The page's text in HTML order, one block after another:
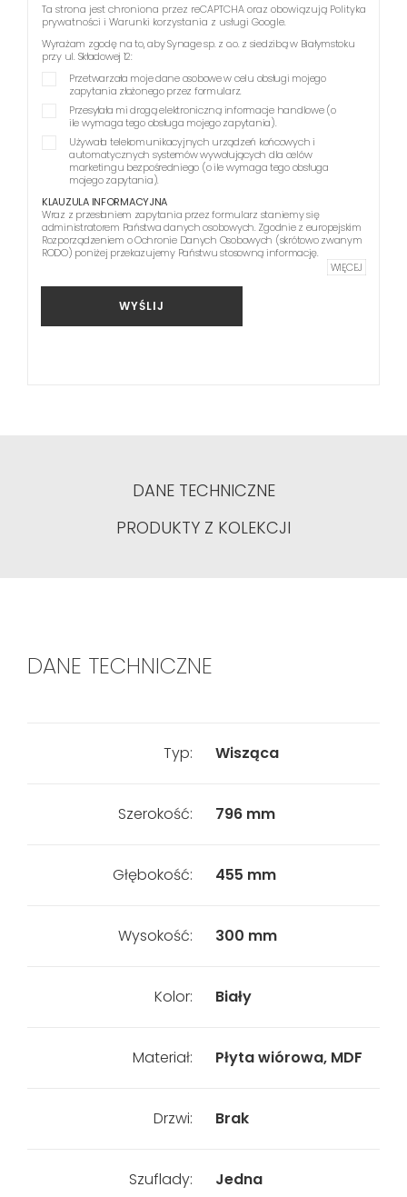
Ta strona jest chroniona przez reCAPTCHA oraz obowiązują Polityka
prywatności i Warunki korzystania z usługi Google.
Wyrażam zgodę na to, aby Synage sp. z o.o. z siedzibą w Białymstoku
przy ul. Składowej 12:
Przetwarzała moje dane osobowe w celu obsługi mojego
zapytania złożonego przez formularz.
Przesyłała mi drogą elektroniczną informacje handlowe (o
ile wymaga tego obsługa mojego zapytania).
Używała telekomunikacyjnych urządzeń końcowych i
automatycznych systemów wywołujących dla celów
marketingu bezpośredniego (o ile wymaga tego obsługa
mojego zapytania).
KLAUZULA INFORMACYJNA
Wraz z przesłaniem zapytania przez formularz staniemy się
administratorem Państwa danych osobowych. Zgodnie z europejskim
Rozporządzeniem o Ochronie Danych Osobowych (skrótowo zwanym
RODO) poniżej przekazujemy Państwu stosowną informację.
WIĘCEJ
WYŚLIJ
DANE TECHNICZNE
PRODUKTY Z KOLEKCJI
DANE TECHNICZNE
Typ: Wisząca
Szerokość: 796 mm
Głębokość: 455 mm
Wysokość: 300 mm
Kolor: Biały
Materiał: Płyta wiórowa, MDF
Drzwi: Brak
Szuflady: Jedna